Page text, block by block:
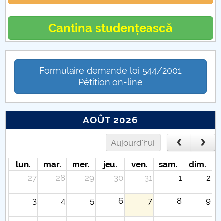
Cantina studențească
Formulaire demande loi 544/2001
Pétition on-line
AOÛT 2026
Aujourd'hui
lun. mar. mer. jeu. ven. sam.
dim.
27
28 29 30 31 1 2
3 4 5 6 7 8 9